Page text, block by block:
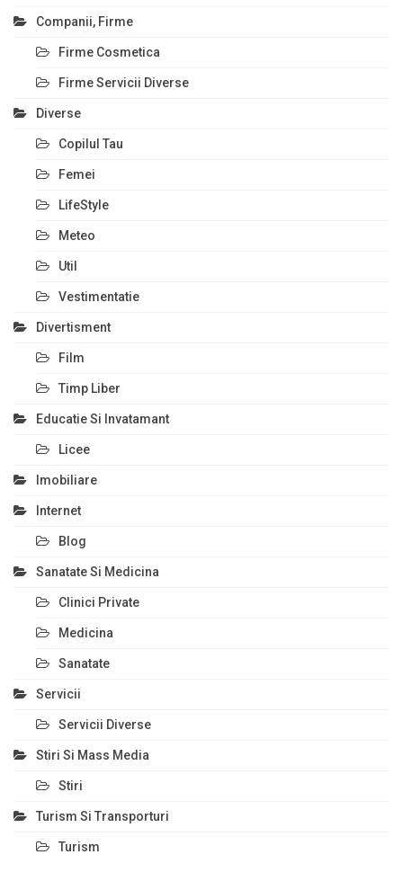
Companii, Firme
Firme Cosmetica
Firme Servicii Diverse
Diverse
Copilul Tau
Femei
LifeStyle
Meteo
Util
Vestimentatie
Divertisment
Film
Timp Liber
Educatie Si Invatamant
Licee
Imobiliare
Internet
Blog
Sanatate Si Medicina
Clinici Private
Medicina
Sanatate
Servicii
Servicii Diverse
Stiri Si Mass Media
Stiri
Turism Si Transporturi
Turism